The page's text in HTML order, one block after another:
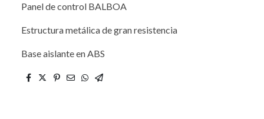
Panel de control BALBOA
Estructura metálica de gran resistencia
Base aislante en ABS